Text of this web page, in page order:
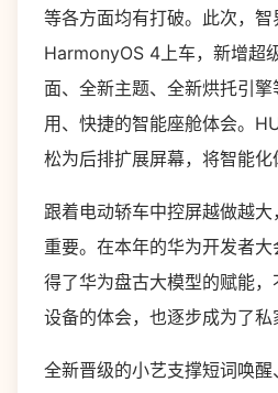
等各方面均有打破。此次，
HarmonyOS 4上车，新增超
面、全新主题、全新烘托引
用、快捷的智能座舱体会。
松为后排扩展屏幕，将智能化
跟着电动轿车中控屏越做越
重要。在本年的华为开发者
得了华为盘古大模型的赋能
设备的体会，也逐步成为了私
全新晋级的小艺支撑短词唤